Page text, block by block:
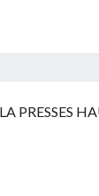
PRESSES